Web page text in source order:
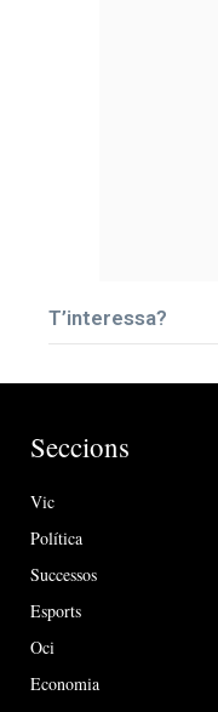
T’interessa?
Seccions
Vic
Política
Successos
Esports
Oci
Economia